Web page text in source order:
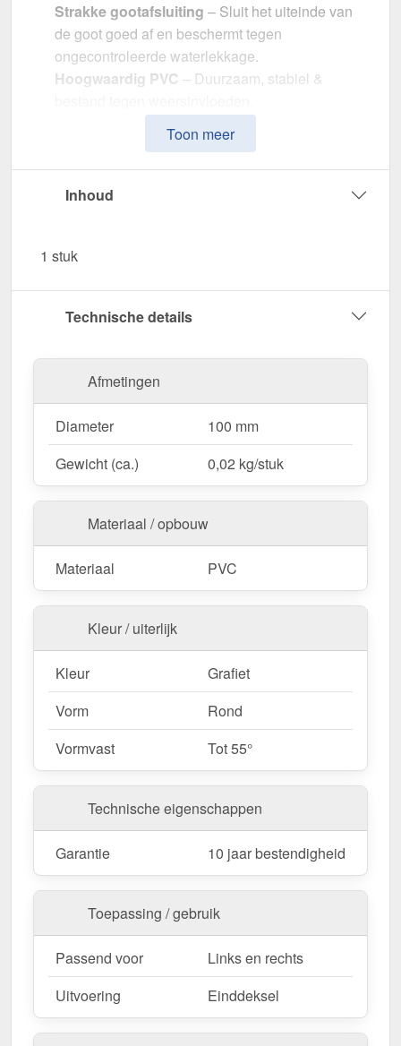
Strakke gootafsluiting – Sluit het uiteinde van
de goot goed af en beschermt tegen
ongecontroleerde waterlekkage.
Hoogwaardig PVC – Duurzaam, stabiel &
Eenvoudige montage– Perfecte pasvorm voor
Plastmo PVC dakgoten.
Garantie
Bestel nu Goot einddeksel – Voor een schone en
Toon meer
Inhoud
1 stuk
Technische details
Afmetingen
Diameter
100 mm
Gewicht (ca.)
0,02 kg/stuk
Materiaal / opbouw
Materiaal PVC
Kleur / uiterlijk
Kleur
Grafiet
Vorm
Rond
Vormvast
Tot 55°
Technische eigenschappen
Garantie 10 jaar bestendigheid
Toepassing / gebruik
Passend voor
Links en rechts
Uitvoering
Einddeksel